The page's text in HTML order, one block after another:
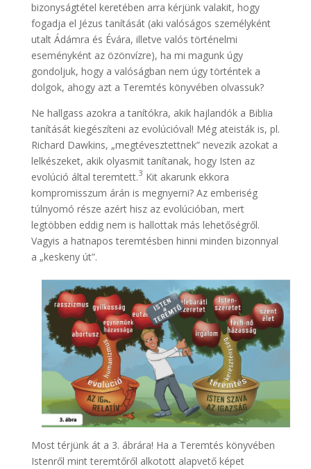
bizonyságtétel keretében arra kérjünk valakit, hogy
fogadja el Jézus tanítását (aki valóságos személyként
utalt Ádámra és Évára, illetve valós történelmi
eseményként az özönvízre), ha mi magunk úgy
gondoljuk, hogy a valóságban nem úgy történtek a
dolgok, ahogy azt a Teremtés könyvében olvassuk?
Ne hallgass azokra a tanítókra, akik hajlandók a Biblia
tanítását kiegészíteni az evolúcióval! Még ateisták is, pl.
Richard Dawkins, „megtévesztettnek” nevezik azokat a
lelkészeket, akik olyasmit tanítanak, hogy Isten az
evolúció által teremtett.3 Kit akarunk ekkora
kompromisszum árán is megnyerni? Az emberiség
túlnyomó része azért hisz az evolúcióban, mert
legtöbben eddig nem is hallottak más lehetőségről.
Vagyis a hatnapos teremtésben hinni minden bizonnyal
a „keskeny út”.
Most térjünk át a 3. ábrára! Ha a Teremtés könyvében
Istenről mint teremtőről alkotott alapvető képet